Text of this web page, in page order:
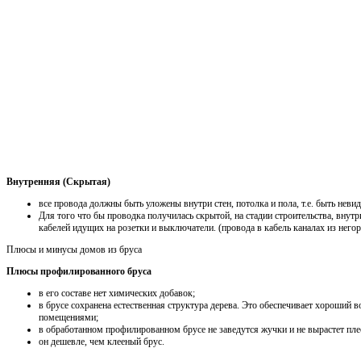
Внутренняя (Скрытая)
все провода должны быть уложены внутри стен, потолка и пола, т.е. быть
Для того что бы проводка получилась скрытой, на стадии строительства,
кабелей идущих на розетки и выключатели. (провода в кабель каналах из
Плюсы и минусы домов из бруса
Плюсы профилированного бруса
в его составе нет химических добавок;
в брусе сохранена естественная структура дерева. Это обеспечивает
помещениями;
в обработанном профилированном брусе не заведутся жучки и не вырастет
он дешевле, чем клееный брус.